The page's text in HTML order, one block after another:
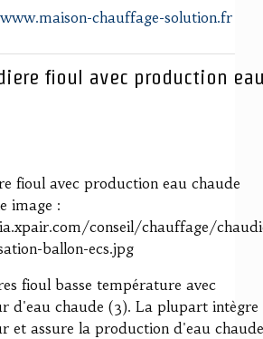
chauffage-solution.fr
fioul avec production
fioul avec production eau chaude
image :
conseil/chauffage/
ballon-ecs.jpg
fioul basse température avec
d'eau chaude (3). La plupart intègre
et assure la production d'eau chaude